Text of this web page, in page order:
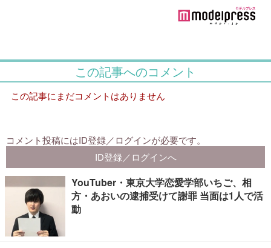
YouTuber・東京大学恋愛学部いちご、相
方・あおいの逮捕受けて謝罪 当面は1人で活
動